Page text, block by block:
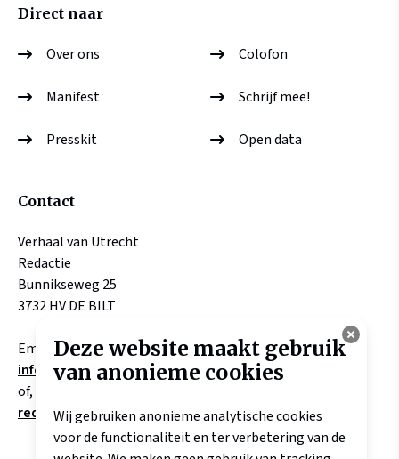
Direct naar
Over ons Colofon
Manifest Schrijf mee!
Presskit Open data
Contact
Verhaal van Utrecht
Redactie
Bunnikseweg 25
3732 HV DE BILT
Email:
info@verhaalvanutrecht.nl
of, aangaande verhalen
redactie@verhaalvanutrecht.nl
Deze website maakt gebruik
van anonieme cookies
Wij gebruiken anonieme analytische cookies
voor de functionaliteit en ter verbetering van de